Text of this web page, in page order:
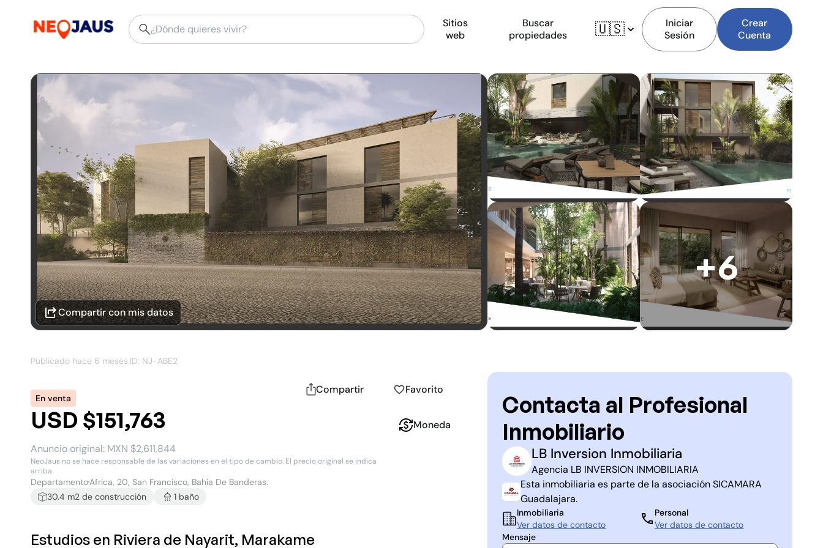
Sitios
web
Buscar
propiedades
🇺🇸
Iniciar
Sesión
Crear
Cuenta
Compartir con mis datos
+6
Publicado hace 6 meses.ID: NJ-ABE2
En venta
Compartir Favorito
USD $151,763
Anuncio original: MXN $2,611,844
NeoJaus no se hace responsable de las variaciones en el tipo de cambio. El precio original se indica
arriba.
Moneda
DepartamentoAfrica, 20, San Francisco, Bahía De Banderas.
30.4 m2 de construcción 1 baño
Estudios en Riviera de Nayarit, Marakame
Contacta al Profesional
Inmobiliario
LI LB Inversion Inmobiliaria
Agencia LB INVERSION INMOBILIARIA
Esta inmobiliaria es parte de la asociaciónSICAMARA
Guadalajara.
Inmobiliaria
Ver datos de contacto
Personal
Ver datos de contacto
Mensaje